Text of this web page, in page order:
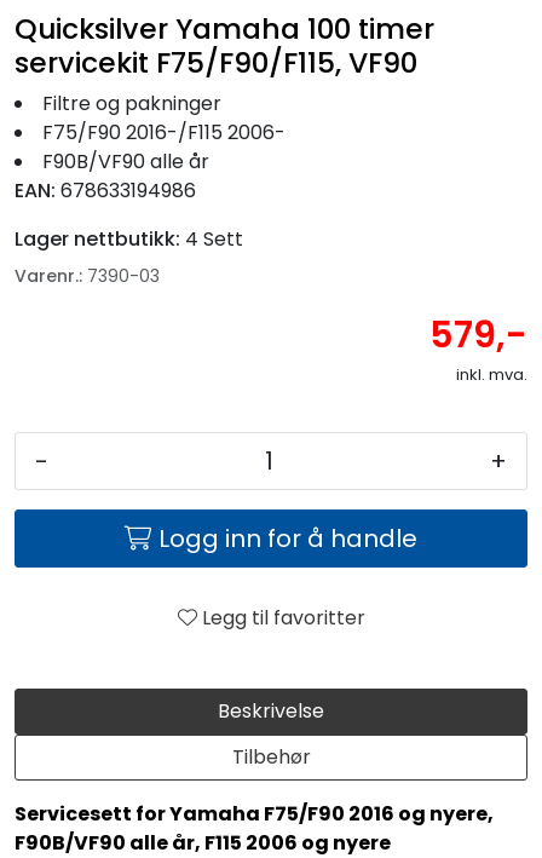
Beskrivelse
Tilbehør
Servicesett for Yamaha F75/F90 2016 og nyere,
F90B/VF90 alle år, F115 2006 og nyere
Quicksilver Yamaha 100 timer
servicekit F75/F90/F115, VF90
Filtre og pakninger
F75/F90 2016-/F115 2006-
F90B/VF90 alle år
EAN: 678633194986
Lager nettbutikk: 4 Sett
Varenr.: 7390-03
579,-
inkl. mva.
- +
Logg inn for å handle
Legg til favoritter
Båtpleie/Opplag
Seil
Nyheter